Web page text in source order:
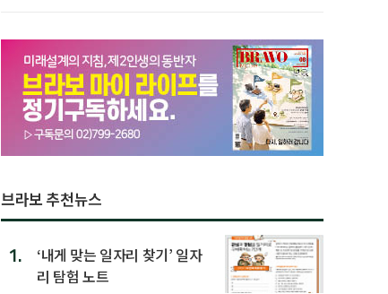
브라보 추천뉴스
1.
‘내게 맞는 일자리 찾기’ 일자
리 탐험 노트